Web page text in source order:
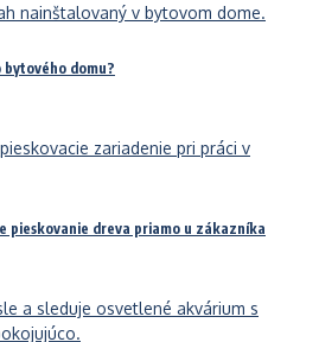
bytového domu?
pieskovanie dreva priamo u zákazníka